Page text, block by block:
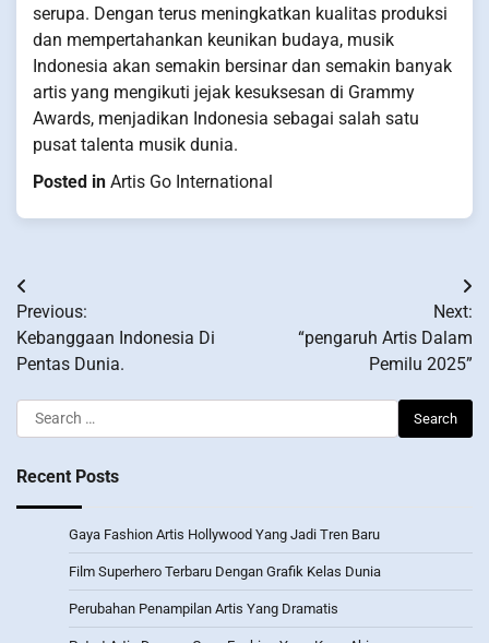
serupa. Dengan terus meningkatkan kualitas produksi
dan mempertahankan keunikan budaya, musik
Indonesia akan semakin bersinar dan semakin banyak
artis yang mengikuti jejak kesuksesan di Grammy
Awards, menjadikan Indonesia sebagai salah satu
pusat talenta musik dunia.
Posted in Artis Go International
Post
navigation
Previous:
Kebanggaan Indonesia Di
Pentas Dunia.
Next:
“pengaruh Artis Dalam
Pemilu 2025”
Search
for:
Recent Posts
Gaya Fashion Artis Hollywood Yang Jadi Tren Baru
Film Superhero Terbaru Dengan Grafik Kelas Dunia
Perubahan Penampilan Artis Yang Dramatis